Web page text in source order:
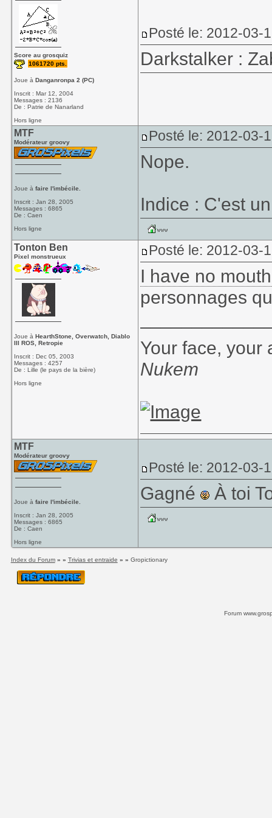
Score au grosquiz
1061720 pts.
Joue àDanganronpa 2 (PC)
Inscrit : Mar 12, 2004
Messages : 2136
De : Patrie de Nanarland
Hors ligne
Posté le: 2012-03-
Darkstalker :
MTF
Modérateur groovy
Joue àfaire l'imbécile.
Inscrit : Jan 28, 2005
Messages : 6865
De : Caen
Hors ligne
Posté le: 2012-03-
Nope.
Indice : C'est
Tonton Ben
Pixel monstrueux
Joue àHearthStone, Overwatch, Diablo
III ROS, Retropie
Inscrit : Dec 05, 2003
Messages : 4257
De : Lille (le pays de la bière)
Hors ligne
Posté le: 2012-03-
I have no
personnages
Your face,
Nukem
MTF
Modérateur groovy
Joue àfaire l'imbécile.
Inscrit : Jan 28, 2005
Messages : 6865
De : Caen
Hors ligne
Posté le: 2012-03-
Gagné À toi
Index du Forum» » Trivias et entraide » » Gropictionary
Forum